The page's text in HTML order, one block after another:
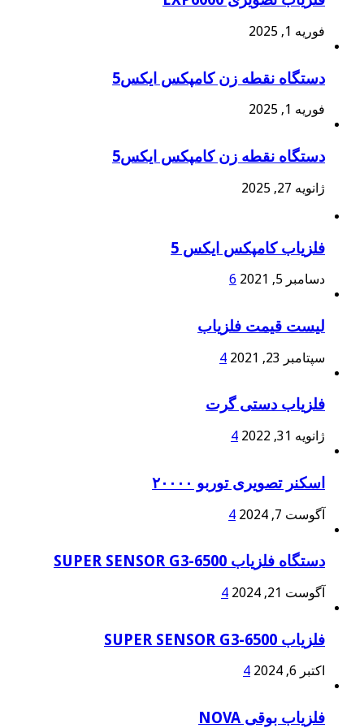
فوریه 1, 2025
دستگاه نقطه زن کامپکس ایکس5
فوریه 1, 2025
دستگاه نقطه زن کامپکس ایکس5
ژانویه 27, 2025
فلزیاب کامپکس ایکس 5
دسامبر 5, 2021 6
لیست قیمت فلزیاب
سپتامبر 23, 2021 4
فلزیاب دستی گرت
ژانویه 31, 2022 4
اسکنر تصویری توربو ۲۰۰۰۰
آگوست 7, 2024 4
دستگاه فلزیاب SUPER SENSOR G3-6500
آگوست 21, 2024 4
فلزیاب SUPER SENSOR G3-6500
اکتبر 6, 2024 4
فلزیاب بوقی NOVA